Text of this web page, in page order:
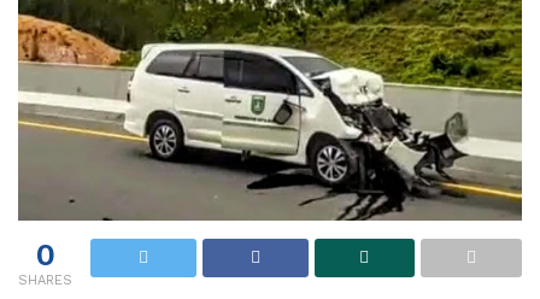
0
SHARES